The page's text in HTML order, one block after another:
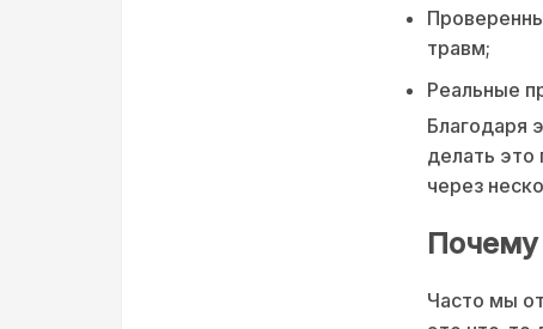
травм;
Реальные
Благодаря
делать это
через
Почему
Часто мы